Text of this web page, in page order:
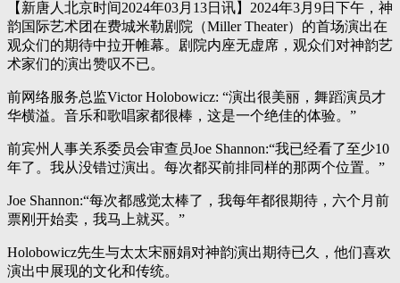
【新唐人北京时间2024年03月13日讯】2024年3月9日下午，神
韵国际艺术团在费城米勒剧院（Miller Theater）的首场演出在
观众们的期待中拉开帷幕。剧院内座无虚席，观众们对神韵艺
术家们的演出赞叹不已。
前网络服务总监Victor Holobowicz: “演出很美丽，舞蹈演员才
华横溢。音乐和歌唱家都很棒，这是一个绝佳的体验。”
前宾州人事关系委员会审查员Joe Shannon:“我已经看了至少10
年了。我从没错过演出。每次都买前排同样的那两个位置。”
Joe Shannon:“每次都感觉太棒了，我每年都很期待，六个月前
票刚开始卖，我马上就买。”
Holobowicz先生与太太宋丽娟对神韵演出期待已久，他们喜欢
演出中展现的文化和传统。